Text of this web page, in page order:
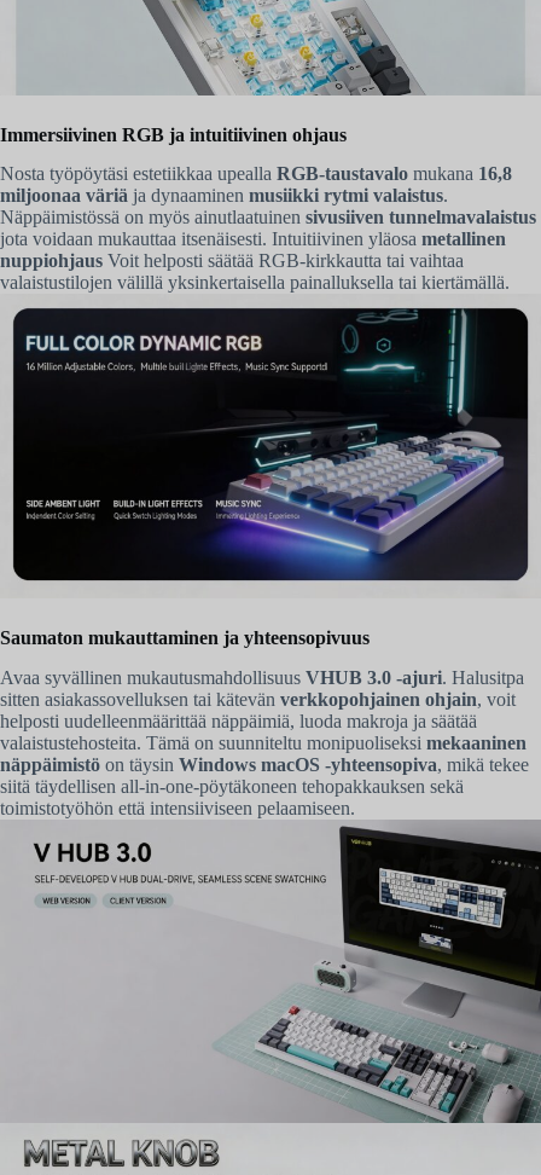
Immersiivinen RGB ja intuitiivinen ohjaus
Nosta työpöytäsi estetiikkaa upealla RGB-taustavalo mukana 16,8
miljoonaa väriä ja dynaaminen musiikki rytmi valaistus.
Näppäimistössä on myös ainutlaatuinen sivusiiven tunnelmavalaistus
jota voidaan mukauttaa itsenäisesti. Intuitiivinen yläosa metallinen
nuppiohjaus Voit helposti säätää RGB-kirkkautta tai vaihtaa
valaistustilojen välillä yksinkertaisella painalluksella tai kiertämällä.
Saumaton mukauttaminen ja yhteensopivuus
Avaa syvällinen mukautusmahdollisuus VHUB 3.0 -ajuri. Halusitpa
sitten asiakassovelluksen tai kätevän verkkopohjainen ohjain, voit
helposti uudelleenmäärittää näppäimiä, luoda makroja ja säätää
valaistustehosteita. Tämä on suunniteltu monipuoliseksi mekaaninen
näppäimistö on täysin Windows macOS -yhteensopiva, mikä tekee
siitä täydellisen all-in-one-pöytäkoneen tehopakkauksen sekä
toimistotyöhön että intensiiviseen pelaamiseen.